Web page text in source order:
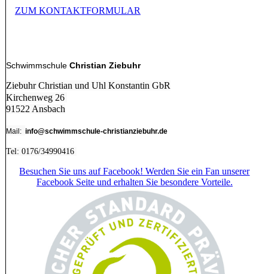
ZUM KONTAKTFORMULAR
SchwimmschuleChristian Ziebuhr
Ziebuhr Christian und Uhl Konstantin GbR
Kirchenweg 26
91522 Ansbach
Mail: info@schwimmschule-christianziebuhr.de
Tel: 0176/34990416
Besuchen Sie uns auf Facebook! Werden Sie ein Fan unserer
Facebook Seite und erhalten Sie besondere Vorteile.